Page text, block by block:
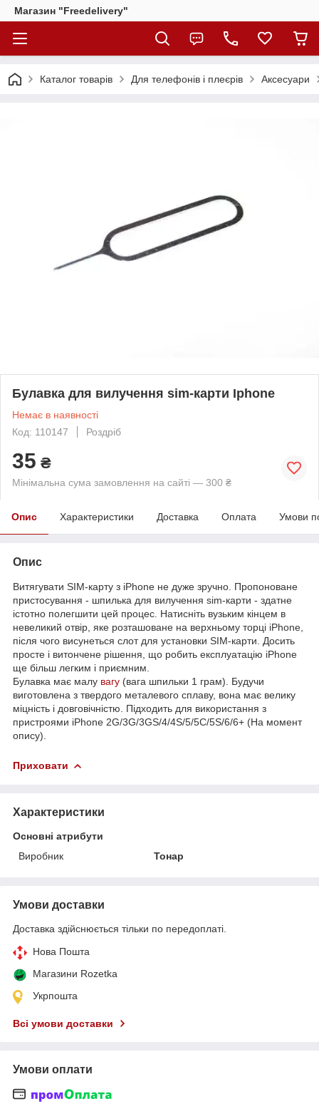
Магазин "Freedelivery"
Каталог товарів Для телефонів і плеєрів Аксесуари
Булавка для вилучення sim-карти Iphone
Немає в наявності
Код: 110147
Роздріб
35 ₴
Мінімальна сума замовлення на сайті — 300 ₴
Опис Характеристики Доставка Оплата Умови
Опис
Витягувати SIM-карту з iPhone не дуже зручно. Пропоноване
пристосування - шпилька для вилучення sim-карти - здатне
істотно полегшити цей процес. Натисніть вузьким кінцем в
невеликий отвір, яке розташоване на верхньому торці iPhone,
після чого висунеться слот для установки SIM-карти. Досить
просте і витончене рішення, що робить експлуатацію iPhone
ще більш легким і приємним.
Булавка має малу вагу (вага шпильки 1 грам). Будучи
виготовлена ​​з твердого металевого сплаву, вона має велику
міцність і довговічністю. Підходить для використання з
пристроями iPhone 2G/3G/3GS/4/4S/5/5C/5S/6/6+ (На момент
опису).
Приховати
Характеристики
Основні атрибути
Виробник
Тонар
Умови доставки
Доставка здійснюється тільки по передоплаті.
Нова Пошта
Магазини Rozetka
Укрпошта
Всі умови доставки
Умови оплати